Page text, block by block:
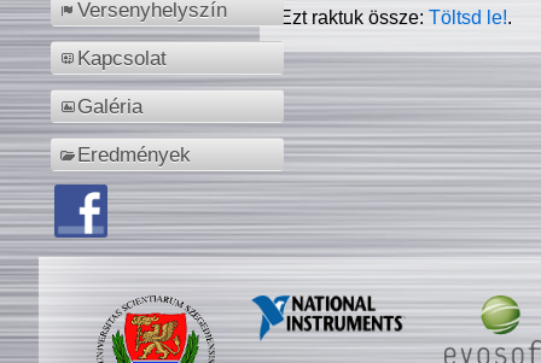
Versenyhelyszín
Kapcsolat
Galéria
Eredmények
Ezt raktuk össze:Töltsd le!.